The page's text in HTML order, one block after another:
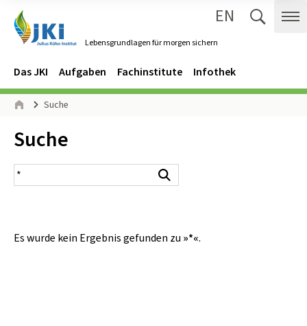
Lebensgrundlagen für morgen sichern
EN
Navigation
Hauptmenü
Das JKI Aufgaben Fachinstitute Infothek
Seitenpfad
Suche
Inhalt:
Suche
Suchergebnis
Es wurde kein Ergebnis gefunden zu »*«.